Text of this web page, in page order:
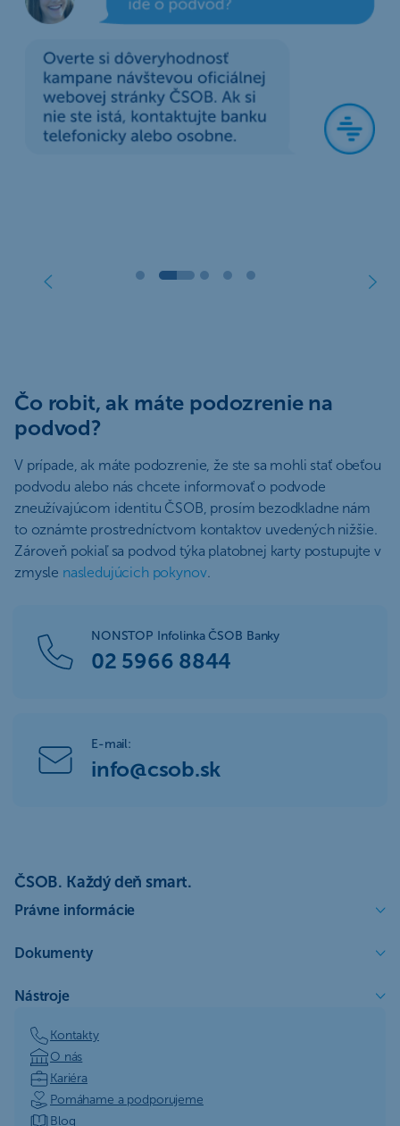
Čo robit, ak máte podozrenie na
podvod?
V prípade, ak máte podozrenie, že ste sa mohli stať obeťou
podvodu alebo nás chcete informovať o podvode
zneužívajúcom identitu ČSOB, prosím bezodkladne nám
to oznámte prostredníctvom kontaktov uvedených nižšie.
Zároveň pokiaľ sa podvod týka platobnej karty postupujte v
zmysle nasledujúcich pokynov.
NONSTOP Infolinka ČSOB Banky
02 5966 8844
E-mail:
info@csob.sk
ČSOB. Každý deň smart.
Právne informácie
Dokumenty
Nástroje
Kontakty
O nás
Kariéra
Pomáhame a podporujeme
Blog